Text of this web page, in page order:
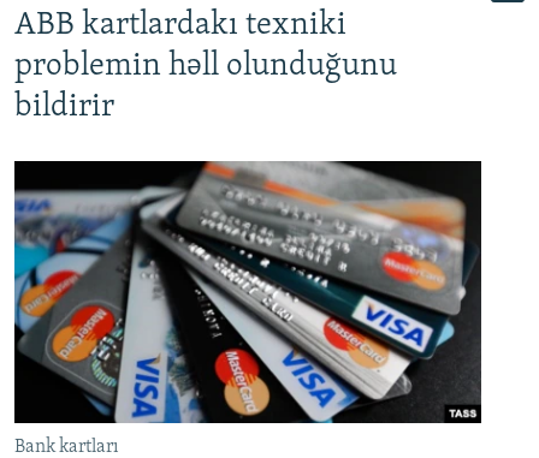
ABB kartlardakı texniki
problemin həll olunduğunu
bildirir
Bank kartları